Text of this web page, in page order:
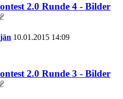
2.0 Runde 4 - Bilder
10.01.2015 14:09
2.0 Runde 3 - Bilder